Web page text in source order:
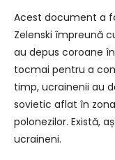
Acest document a
Zelenski împreună
au depus coroane
tocmai pentru a
timp, ucrainenii au
sovietic aflat în
polonezilor. Există,
ucraineni.